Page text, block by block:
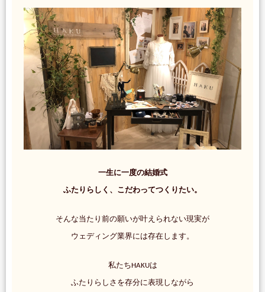
一生に一度の結婚式
ふたりらしく、こだわってつくりたい。
そんな当たり前の願いが叶えられない現実が
ウェディング業界には存在します。
私たちHAKUは
ふたりらしさを存分に表現しながら